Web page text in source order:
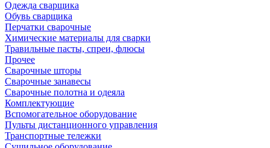
Одежда сварщика
Обувь сварщика
Перчатки сварочные
Химические материалы для сварки
Травильные пасты, спреи, флюсы
Прочее
Сварочные шторы
Сварочные занавесы
Сварочные полотна и одеяла
Комплектующие
Вспомогательное оборудование
Пульты дистанционного управления
Транспортные тележки